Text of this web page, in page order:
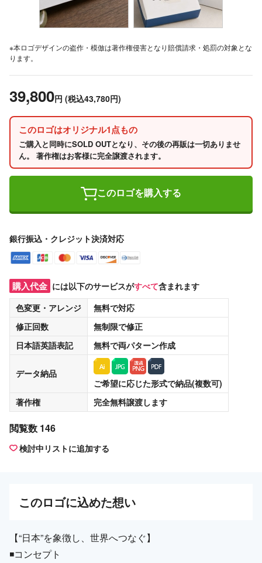
※本ロゴデザインの盗作・模倣は著作権侵害となり賠償請求・処罰の対象とな
ります。
39,800円 (税込43,780円)
このロゴはオリジナル1点もの
ご購入と同時にSOLD OUTとなり、その後の再販は一切ありませ
ん。 著作権はお客様に完全譲渡されます。
このロゴを購入する
銀行振込・クレジット決済対応
購入代金 には以下のサービスがすべて含まれます
色変更・アレンジ
無料で対応
修正回数
無制限で修正
日本語英語表記
無料で両パターン作成
データ納品
ご希望に応じた形式で納品(複数可)
著作権
完全無料譲渡します
閲覧数 146
検討中リストに追加する
このロゴに込めた想い
【“日本”を象徴し、世界へつなぐ】
◾️コンセプト